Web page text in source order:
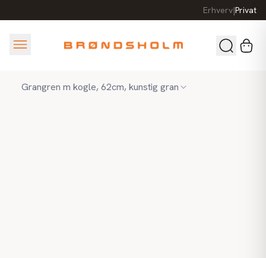
Erhverv|Privat
Grangren m kogle, 62cm, kunstig gran